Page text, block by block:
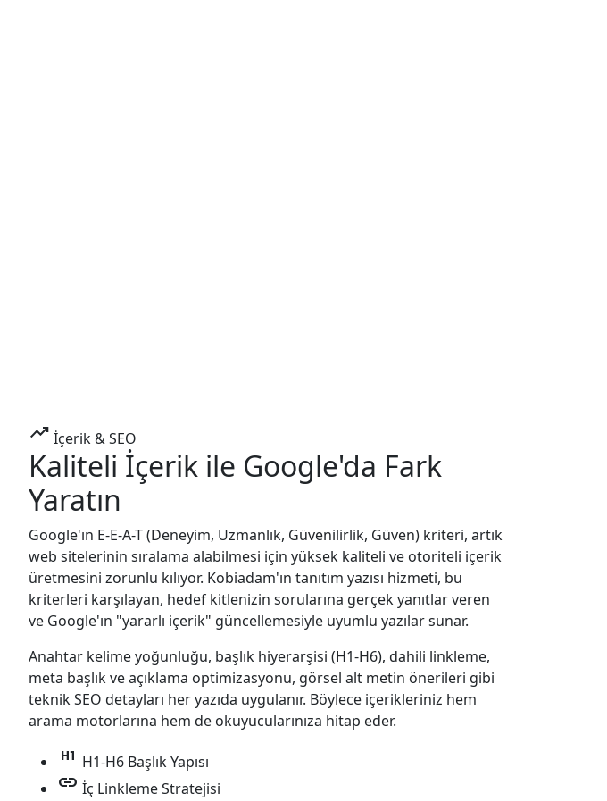
trending_up İçerik & SEO
Kaliteli İçerik ile Google'da Fark
Yaratın
Google'ın E-E-A-T (Deneyim, Uzmanlık, Güvenilirlik, Güven) kriteri, artık
web sitelerinin sıralama alabilmesi için yüksek kaliteli ve otoriteli içerik
üretmesini zorunlu kılıyor. Kobiadam'ın tanıtım yazısı hizmeti, bu
kriterleri karşılayan, hedef kitlenizin sorularına gerçek yanıtlar veren
ve Google'ın "yararlı içerik" güncellemesiyle uyumlu yazılar sunar.
Anahtar kelime yoğunluğu, başlık hiyerarşisi (H1-H6), dahili linkleme,
meta başlık ve açıklama optimizasyonu, görsel alt metin önerileri gibi
teknik SEO detayları her yazıda uygulanır. Böylece içerikleriniz hem
arama motorlarına hem de okuyucularınıza hitap eder.
format_h1 H1-H6 Başlık Yapısı
link İç Linkleme Stratejisi